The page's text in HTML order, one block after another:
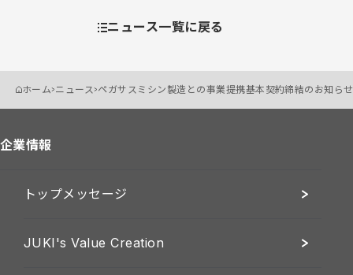
ニュース一覧に戻る
ホーム ニュース ペガサスミシン製造との事業提携基本契約締結のお知らせ
企業情報
トップメッセージ
JUKI's Value Creation